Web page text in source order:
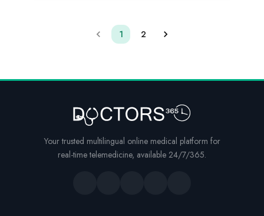
1 2
Your trusted multilingual online medical platform for
real-time telemedicine, available 24/7/365.